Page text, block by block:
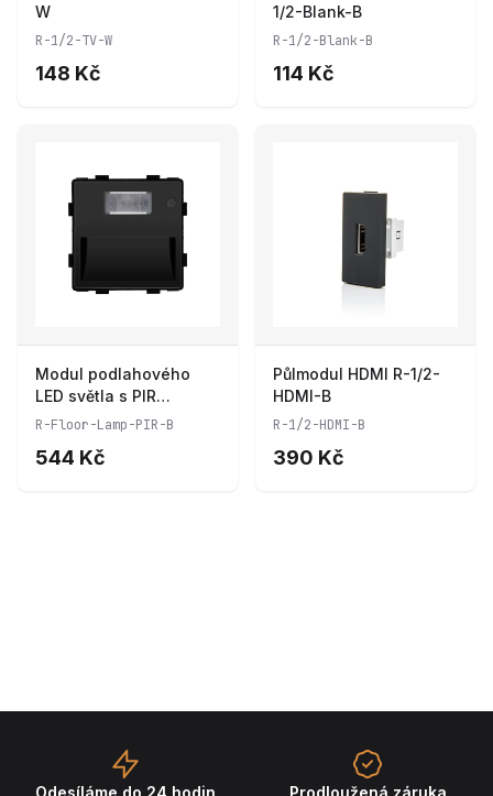
W
R-1/2-TV-W
148 Kč
1/2-Blank-B
R-1/2-Blank-B
114 Kč
Modul podlahového
LED světla s PIR
senzorem R-Floor-
R-Floor-Lamp-PIR-B
544 Kč
Půlmodul HDMI R-1/2-
HDMI-B
R-1/2-HDMI-B
390 Kč
Odesíláme do 24 hodin Prodloužená záruka